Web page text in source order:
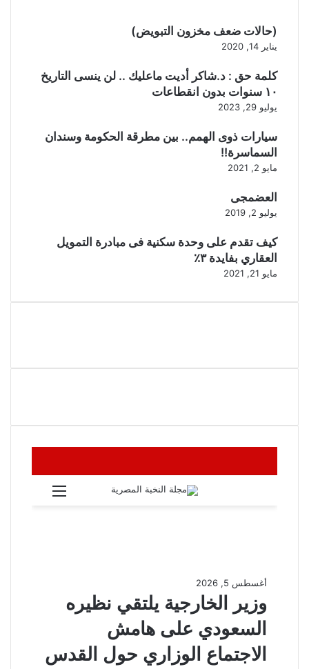
(حالات ضعف مخزون التبويض)
يناير 14, 2020
كلمة حق : د.شاكر أديت ماعليك .. لن ينسى التاريخ
١٠ سنوات بدون انقطاعات
يوليو 29, 2023
سيارات ذوى الهمم.. بين مطرقة الحكومة وسندان
السماسرة!!
مايو 2, 2021
العضمجى
يوليو 2, 2019
كيف تقدم على وحدة سكنية فى مبادرة التمويل
العقاري بفايدة ٣٪
مايو 21, 2021